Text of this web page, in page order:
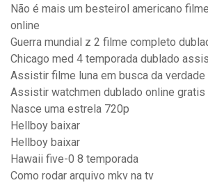
Não é mais um besteirol americano
online
Guerra mundial z 2 filme completo
Chicago med 4 temporada dublado
Assistir filme luna em busca da
Assistir watchmen dublado online gratis
Nasce uma estrela 720p
Hellboy baixar
Hellboy baixar
Hawaii five-0 8 temporada
Como rodar arquivo mkv na tv